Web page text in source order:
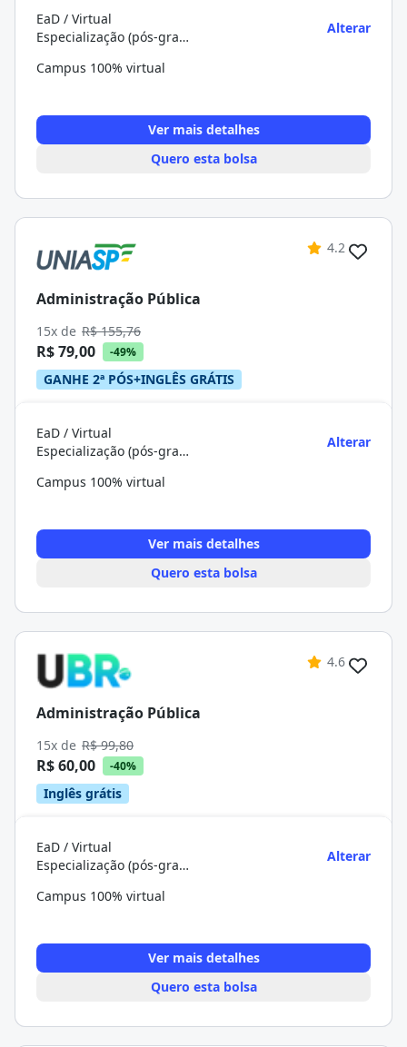
EaD / Virtual
Especialização (pós-graduação)
Alterar
Campus 100% virtual
Ver mais detalhes
Quero esta bolsa
4.2
Administração Pública
15x de R$ 155,76
R$ 79,00 -49%
GANHE 2ª PÓS+INGLÊS GRÁTIS
EaD / Virtual
Especialização (pós-graduação)
Alterar
Campus 100% virtual
Ver mais detalhes
Quero esta bolsa
4.6
Administração Pública
15x de R$ 99,80
R$ 60,00 -40%
Inglês grátis
EaD / Virtual
Especialização (pós-graduação)
Alterar
Campus 100% virtual
Ver mais detalhes
Quero esta bolsa